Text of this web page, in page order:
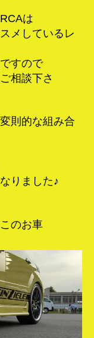
は
メしているレ
ですので
相談下さ
則的な組み合
りました♪
のお車